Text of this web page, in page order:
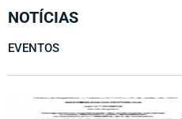
NOTÍCIAS
EVENTOS